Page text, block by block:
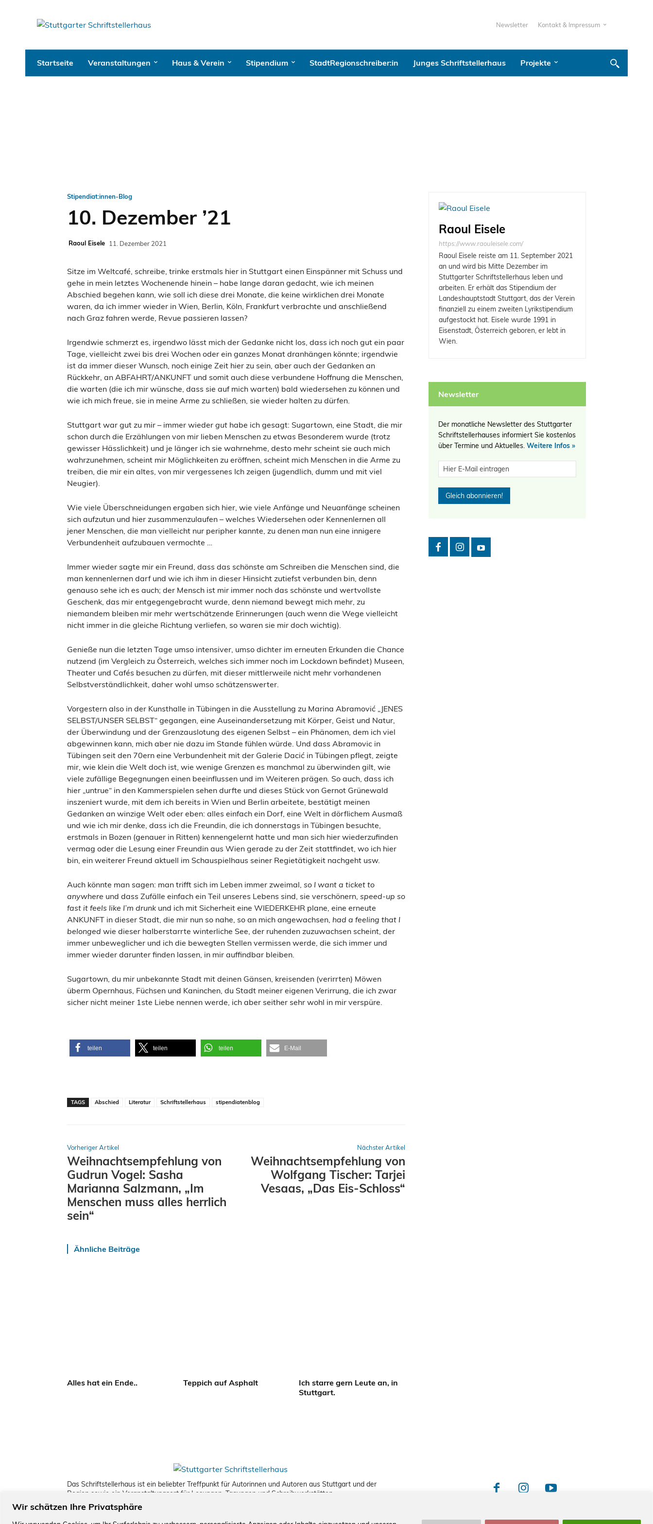
Wir schätzen Ihre Privatsphäre
Newsletter Kontakt & Impressum
Startseite Veranstaltungen Haus & Verein Stipendium StadtRegionschreiber:in Junges Schriftstellerhaus Projekte
Stipendiat:innen-Blog
10. Dezember ’21
Raoul Eisele 11. Dezember 2021
Sitze im Weltcafé, schreibe, trinke erstmals hier in Stuttgart einen Einspänner mit Schuss und
gehe in mein letztes Wochenende hinein – habe lange daran gedacht, wie ich meinen
Abschied begehen kann, wie soll ich diese drei Monate, die keine wirklichen drei Monate
waren, da ich immer wieder in Wien, Berlin, Köln, Frankfurt verbrachte und anschließend
nach Graz fahren werde, Revue passieren lassen?
Irgendwie schmerzt es, irgendwo lässt mich der Gedanke nicht los, dass ich noch gut ein paar
Tage, vielleicht zwei bis drei Wochen oder ein ganzes Monat dranhängen könnte; irgendwie
ist da immer dieser Wunsch, noch einige Zeit hier zu sein, aber auch der Gedanken an
Rückkehr, an ABFAHRT/ANKUNFT und somit auch diese verbundene Hoffnung die Menschen,
die warten (die ich mir wünsche, dass sie auf mich warten) bald wiedersehen zu können und
wie ich mich freue, sie in meine Arme zu schließen, sie wieder halten zu dürfen.
Stuttgart war gut zu mir – immer wieder gut habe ich gesagt: Sugartown, eine Stadt, die mir
schon durch die Erzählungen von mir lieben Menschen zu etwas Besonderem wurde (trotz
gewisser Hässlichkeit) und je länger ich sie wahrnehme, desto mehr scheint sie auch mich
wahrzunehmen, scheint mir Möglichkeiten zu eröffnen, scheint mich Menschen in die Arme zu
treiben, die mir ein altes, von mir vergessenes Ich zeigen (jugendlich, dumm und mit viel
Neugier).
Wie viele Überschneidungen ergaben sich hier, wie viele Anfänge und Neuanfänge scheinen
sich aufzutun und hier zusammenzulaufen – welches Wiedersehen oder Kennenlernen all
jener Menschen, die man vielleicht nur peripher kannte, zu denen man nun eine innigere
Verbundenheit aufzubauen vermochte …
Immer wieder sagte mir ein Freund, dass das schönste am Schreiben die Menschen sind, die
man kennenlernen darf und wie ich ihm in dieser Hinsicht zutiefst verbunden bin, denn
genauso sehe ich es auch; der Mensch ist mir immer noch das schönste und wertvollste
Geschenk, das mir entgegengebracht wurde, denn niemand bewegt mich mehr, zu
niemandem bleiben mir mehr wertschätzende Erinnerungen (auch wenn die Wege vielleicht
nicht immer in die gleiche Richtung verliefen, so waren sie mir doch wichtig).
Genieße nun die letzten Tage umso intensiver, umso dichter im erneuten Erkunden die Chance
nutzend (im Vergleich zu Österreich, welches sich immer noch im Lockdown befindet) Museen,
Theater und Cafés besuchen zu dürfen, mit dieser mittlerweile nicht mehr vorhandenen
Selbstverständlichkeit, daher wohl umso schätzenswerter.
Vorgestern also in der Kunsthalle in Tübingen in die Ausstellung zu Marina Abramović „JENES
SELBST/UNSER SELBST“ gegangen, eine Auseinandersetzung mit Körper, Geist und Natur,
der Überwindung und der Grenzauslotung des eigenen Selbst – ein Phänomen, dem ich viel
abgewinnen kann, mich aber nie dazu im Stande fühlen würde. Und dass Abramovic in
Tübingen seit den 70ern eine Verbundenheit mit der Galerie Dacić in Tübingen pflegt, zeigte
mir, wie klein die Welt doch ist, wie wenige Grenzen es manchmal zu überwinden gilt, wie
viele zufällige Begegnungen einen beeinflussen und im Weiteren prägen. So auch, dass ich
hier „untrue“ in den Kammerspielen sehen durfte und dieses Stück von Gernot Grünewald
inszeniert wurde, mit dem ich bereits in Wien und Berlin arbeitete, bestätigt meinen
Gedanken an winzige Welt oder eben: alles einfach ein Dorf, eine Welt in dörflichem Ausmaß
und wie ich mir denke, dass ich die Freundin, die ich donnerstags in Tübingen besuchte,
erstmals in Bozen (genauer in Ritten) kennengelernt hatte und man sich hier wiederzufinden
vermag oder die Lesung einer Freundin aus Wien gerade zu der Zeit stattfindet, wo ich hier
bin, ein weiterer Freund aktuell im Schauspielhaus seiner Regietätigkeit nachgeht usw.
Auch könnte man sagen: man trifft sich im Leben immer zweimal, so I want a ticket to
anywhere und dass Zufälle einfach ein Teil unseres Lebens sind, sie verschönern, speed-up so
fast it feels like I’m drunk und ich mit Sicherheit eine WIEDERKEHR plane, eine erneute
ANKUNFT in dieser Stadt, die mir nun so nahe, so an mich angewachsen, had a feeling that I
belonged wie dieser halberstarrte winterliche See, der ruhenden zuzuwachsen scheint, der
immer unbeweglicher und ich die bewegten Stellen vermissen werde, die sich immer und
immer wieder darunter finden lassen, in mir auffindbar bleiben.
Sugartown, du mir unbekannte Stadt mit deinen Gänsen, kreisenden (verirrten) Möwen
überm Opernhaus, Füchsen und Kaninchen, du Stadt meiner eigenen Verirrung, die ich zwar
sicher nicht meiner 1ste Liebe nennen werde, ich aber seither sehr wohl in mir verspüre.
teilen teilen teilen E-Mail
TAGS Abschied Literatur Schriftstellerhaus stipendiatenblog
Vorheriger Artikel
Weihnachtsempfehlung von
Gudrun Vogel: Sasha
Marianna Salzmann, „Im
Menschen muss alles herrlich
sein“
Nächster Artikel
Weihnachtsempfehlung von
Wolfgang Tischer: Tarjei
Vesaas, „Das Eis-Schloss“
Ähnliche Beiträge
Alles hat ein Ende.. Teppich auf Asphalt
Ich starre gern Leute an, in
Stuttgart.
Raoul Eisele
https://www.raouleisele.com/
Raoul Eisele reiste am 11. September 2021
an und wird bis Mitte Dezember im
Stuttgarter Schriftstellerhaus leben und
arbeiten. Er erhält das Stipendium der
Landeshauptstadt Stuttgart, das der Verein
finanziell zu einem zweiten Lyrikstipendium
aufgestockt hat. Eisele wurde 1991 in
Eisenstadt, Österreich geboren, er lebt in
Wien.
Newsletter
Der monatliche Newsletter des Stuttgarter
Schriftstellerhauses informiert Sie kostenlos
über Termine und Aktuelles. Weitere Infos »
Das Schriftstellerhaus ist ein beliebter Treffpunkt für Autorinnen und Autoren aus Stuttgart und der
Region sowie ein Veranstaltungsort für Lesungen, Tagungen und Schreibwerkstätten.